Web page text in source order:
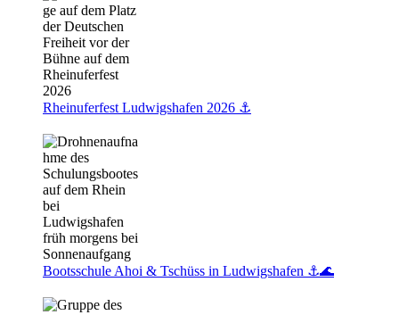
Rheinuferfest Ludwigshafen 2026 ⚓️
Bootsschule Ahoi & Tschüss in Ludwigshafen ⚓🌊